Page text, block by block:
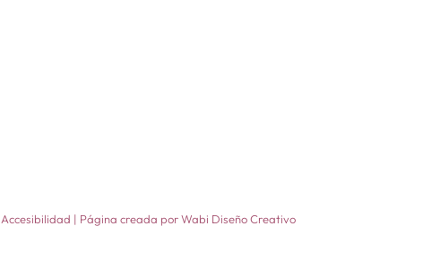
Accesibilidad | Página creada porWabi Diseño Creativo